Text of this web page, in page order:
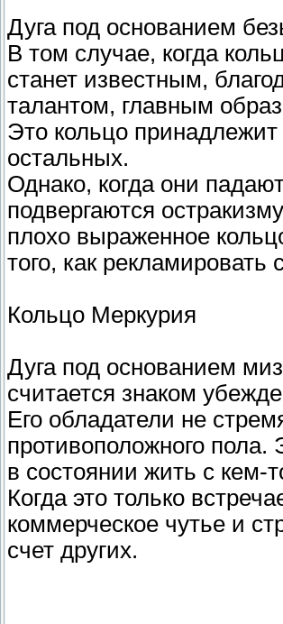
Дуга под основанием
В том случае, когда
станет известным,
талантом, главным
Это кольцо
остальных.
Однако, когда они
подвергаются
плохо выра­женное
того, как рекламировать
Кольцо Меркурия
Дуга под основанием
считается знаком
Его обладатели не
противополож­ного пола.
в состоянии жить с кем-
Когда это только
коммерческое чутье и
счет других.